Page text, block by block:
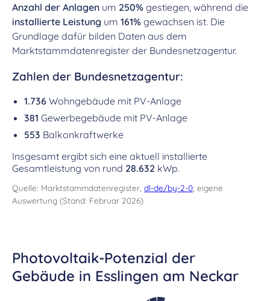
Anzahl der Anlagen um 250% gestiegen, während die
installierte Leistung um 161% gewachsen ist. Die
Grundlage dafür bilden Daten aus dem
Marktstammdatenregister der Bundesnetzagentur.
Zahlen der Bundesnetzagentur:
1.736 Wohngebäude mit PV-Anlage
381 Gewerbegebäude mit PV-Anlage
553 Balkonkraftwerke
Insgesamt ergibt sich eine aktuell installierte
Gesamtleistung von rund 28.632 kWp.
Quelle: Marktstammdatenregister, dl-de/by-2-0; eigene
Auswertung (Stand: Februar 2026)
Photovoltaik-Potenzial der
Gebäude in Esslingen am Neckar